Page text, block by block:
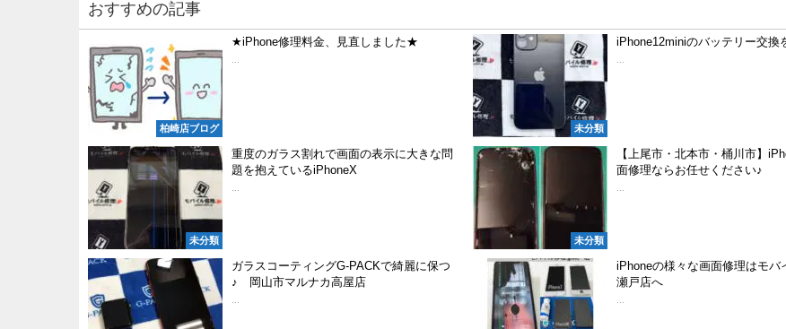
おすすめの記事
柏崎店ブログ
★iPhone修理料金、見直しました★
未分類
iPhone12miniのバッテリー交換
未分類
重度のガラス割れで画面の表示に大きな問
題を抱えているiPhoneX
未分類
【上尾市・北本市・桶川市】
面修理ならお任せください♪
ガラスコーティングG-PACKで綺麗に保つ
♪ 岡山市マルナカ高屋店
iPhoneの様々な画面修理はモバ
瀬戸店へ